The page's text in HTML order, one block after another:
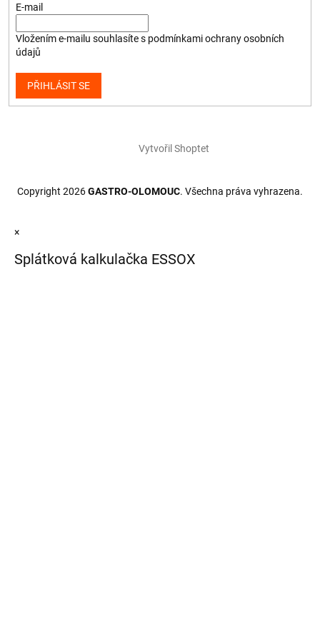
E-mail
Vložením e-mailu souhlasíte s podmínkami ochrany osobních
údajů
PŘIHLÁSIT SE
Vytvořil Shoptet
Copyright 2026GASTRO-OLOMOUC. Všechna práva vyhrazena.
×
Splátková kalkulačka ESSOX